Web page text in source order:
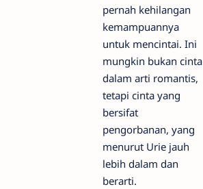
pernah kehilangan
kemampuannya
untuk mencintai. Ini
mungkin bukan cinta
dalam arti romantis,
tetapi cinta yang
bersifat
pengorbanan, yang
menurut Urie jauh
lebih dalam dan
berarti.